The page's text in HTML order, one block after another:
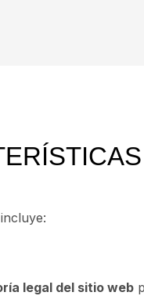
legal del sitio web